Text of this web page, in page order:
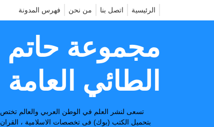
الرئيسية اتصل بنا من نحن فهرس المدونة
مجموعة حاتم
الطائي العامة
تسعى لنشر العلم في الوطن العربي والعالم تختص
بتحميل الكتب (بوك) فى تخصصات الاسلامية ، القران